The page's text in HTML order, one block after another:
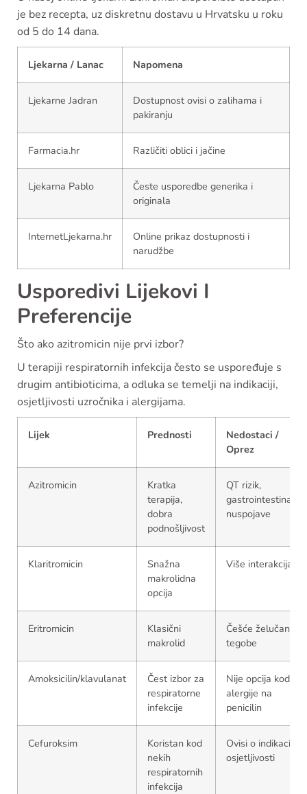
je bez recepta, uz diskretnu dostavu u Hrvatsku u roku
od 5 do 14 dana.
Ljekarna / Lanac Napomena
Ljekarne Jadran
Dostupnost ovisi o zalihama i
pakiranju
Farmacia.hr Različiti oblici i jačine
Ljekarna Pablo
Česte usporedbe generika i
originala
InternetLjekarna.hr
Online prikaz dostupnosti i
narudžbe
Usporedivi Lijekovi I
Preferencije
Što ako azitromicin nije prvi izbor?
U terapiji respiratornih infekcija često se uspoređuje s
drugim antibioticima, a odluka se temelji na indikaciji,
osjetljivosti uzročnika i alergijama.
Lijek Prednosti
Nedostaci /
Oprez
Azitromicin
Kratka
terapija,
dobra
podnošljivost
QT rizik,
gastrointestinalne
nuspojave
Klaritromicin
Snažna
makrolidna
opcija
Više interakcija
Eritromicin
Klasični
makrolid
Češće želučane
tegobe
Amoksicilin/klavulanat
Čest izbor za
respiratorne
infekcije
Nije opcija kod
alergije na
penicilin
Cefuroksim
Koristan kod
nekih
respiratornih
infekcija
Ovisi o indikaciji i
osjetljivosti